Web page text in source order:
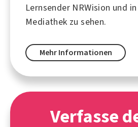
Lernsender NRWision und
Mediathek zu sehen.
Mehr Informationen
Verfasse